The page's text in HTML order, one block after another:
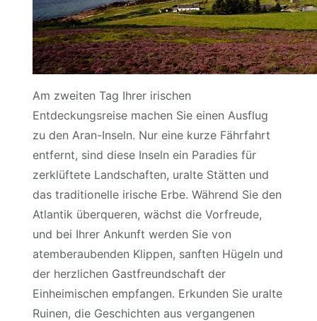
Am zweiten Tag Ihrer irischen
Entdeckungsreise machen Sie einen Ausflug
zu den Aran-Inseln. Nur eine kurze Fährfahrt
entfernt, sind diese Inseln ein Paradies für
zerklüftete Landschaften, uralte Stätten und
das traditionelle irische Erbe. Während Sie den
Atlantik überqueren, wächst die Vorfreude,
und bei Ihrer Ankunft werden Sie von
atemberaubenden Klippen, sanften Hügeln und
der herzlichen Gastfreundschaft der
Einheimischen empfangen. Erkunden Sie uralte
Ruinen, die Geschichten aus vergangenen